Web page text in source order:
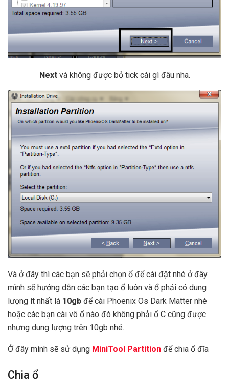
Nextvà không được bỏ tick cái gì đâu nha.
Và ở đây thì các bạn sẽ phải chọn ổ để cài đặt nhé ở đây
mình sẽ hướng dẫn các bạn tạo ổ luôn và ổ phải có dung
lượng ít nhất là 10gb để cài Phoenix Os Dark Matter nhé
hoặc các bạn cài vô ổ nào đó không phải ổ C cũng được
nhưng dung lượng trên 10gb nhé.
Ở đây mình sẽ sử dụng MiniTool Partition để chia ổ đĩa
Chia ổ